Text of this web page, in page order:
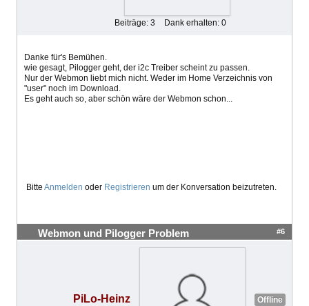
Beiträge: 3 Dank erhalten: 0
Danke für's Bemühen.
wie gesagt, Pilogger geht, der i2c Treiber scheint zu passen.
Nur der Webmon liebt mich nicht. Weder im Home Verzeichnis von
"user" noch im Download.
Es geht auch so, aber schön wäre der Webmon schon...
Bitte Anmelden oder Registrieren um der Konversation beizutreten.
Webmon und Pilogger Problem #6
PiLo-Heinz Offline